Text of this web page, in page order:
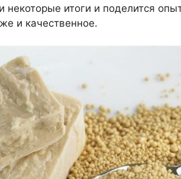
некоторые итоги и поделится
и качественное.